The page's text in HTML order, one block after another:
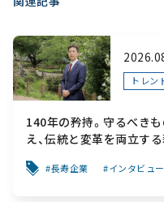
トレン
140年の矜持。守るべき
え、伝統と変革を両立す
長寿企業 インタビュー